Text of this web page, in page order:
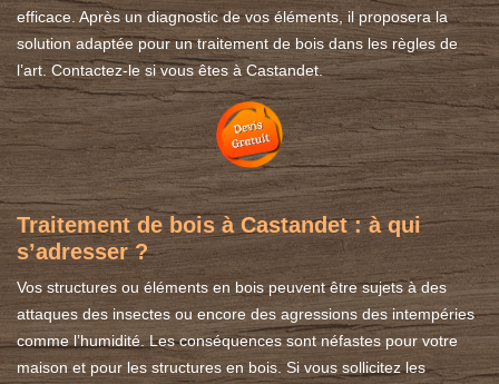
efficace. Après un diagnostic de vos éléments, il proposera la
solution adaptée pour un traitement de bois dans les règles de
l’art. Contactez-le si vous êtes à Castandet.
Traitement de bois à Castandet : à qui
s’adresser ?
Vos structures ou éléments en bois peuvent être sujets à des
attaques des insectes ou encore des agressions des intempéries
comme l’humidité. Les conséquences sont néfastes pour votre
maison et pour les structures en bois. Si vous sollicitez les